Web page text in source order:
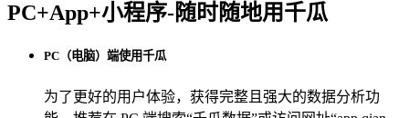
PC+App+小程序-随时随地用千瓜
PC（电脑）端使用千瓜
为了更好的用户体验，获得完整且强大的数据分析功